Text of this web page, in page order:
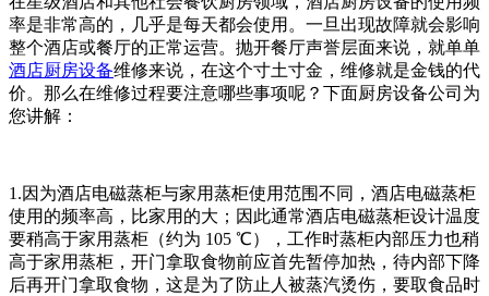
率是非常高的，几乎是每天都会使用。一旦出现故障就会影响
整个酒店或餐厅的正常运营。抛开餐厅声誉层面来说，就单单
酒店厨房设备维修来说，在这个寸土寸金，维修就是金钱的代
价。那么在维修过程要注意哪些事项呢？下面厨房设备公司为
您讲解：
1.因为酒店电磁蒸柜与家用蒸柜使用范围不同，酒店电磁蒸柜
使用的频率高，比家用的大；因此通常酒店电磁蒸柜设计温度
要稍高于家用蒸柜（约为 105 ℃），工作时蒸柜内部压力也稍
高于家用蒸柜，开门拿取食物前应首先暂停加热，待内部下降
后再开门拿取食物，这是为了防止人被蒸汽烫伤，要取食品时